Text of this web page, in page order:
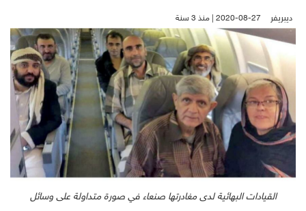
ديبريفر 2020-08-27 | منذ 3 سنة
القيادات البهائية لدى مغادرتها صنعاء في صورة متداولة على وسائل